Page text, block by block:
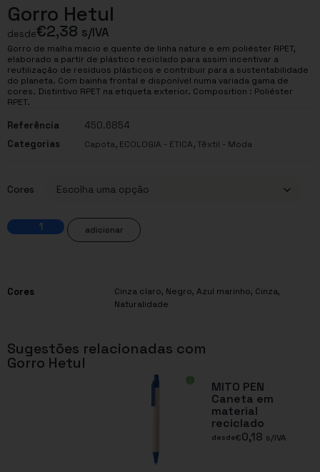
Gorro Hetul
desde€2,38 s/IVA
Gorro de malha macio e quente de linha nature e em poliéster RPET,
elaborado a partir de plástico reciclado para assim incentivar a
reutilização de resíduos plásticos e contribuir para a sustentabilidade
do planeta. Com bainha frontal e disponível numa variada gama de
cores. Distintivo RPET na etiqueta exterior. Composition : Poliéster
RPET.
Referência
450.6854
Categorias
Capota, ECOLOGIA - ÉTICA,Têxtil - Moda
Cores
adicionar
Cores Cinza claro, Negro, Azul marinho, Cinza,
Naturalidade
Sugestões relacionadas com
Gorro Hetul
MITO PEN
Caneta em
material
reciclado
desde€0,18 s/IVA